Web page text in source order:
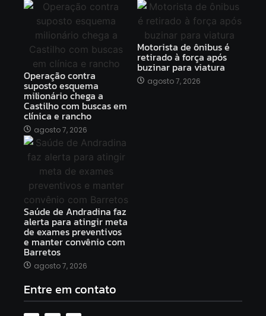
Operação contra
suposto esquema
milionário chega a
Castilho com buscas em
clínica e rancho
agosto 7, 2026
Motorista de ônibus é
retirado à força após
buzinar para viatura
agosto 7, 2026
Saúde de Andradina faz
alerta para atingir meta
de exames preventivos
e manter convênio com
Barretos
agosto 7, 2026
Entre em contato